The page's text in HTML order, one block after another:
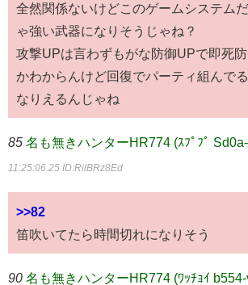
全然関係ないけどこのゲームシステム
ゃ強い武器になりそうじゃね？
攻撃UPは言わずもがな防御UPで即死
かわからんけど回復でパーティ組んで
なりえるんじゃね
85 名も無きハンターHR774 (ｽﾌﾟﾌﾟ
11:25:06.25 ID:RilBRz8Ed
>>82
笛吹いてたら時間切れになりそう
90 名も無きハンターHR774 (ﾜｯﾁｮｲ